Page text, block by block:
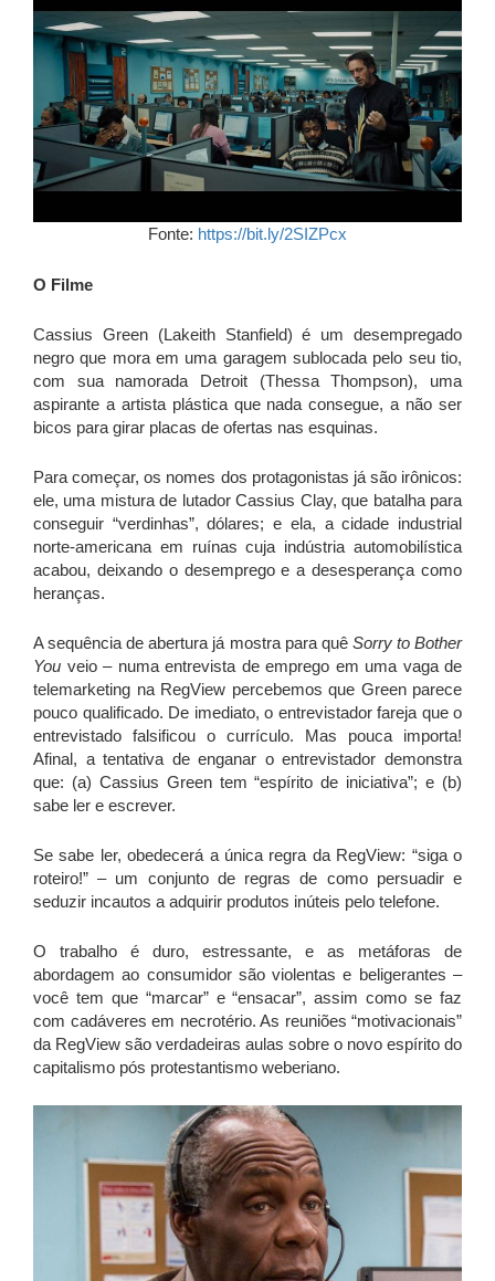
Fonte: https://bit.ly/2SIZPcx
O Filme
Cassius Green (Lakeith Stanfield) é um desempregado
negro que mora em uma garagem sublocada pelo seu tio,
com sua namorada Detroit (Thessa Thompson), uma
aspirante a artista plástica que nada consegue, a não ser
bicos para girar placas de ofertas nas esquinas.
Para começar, os nomes dos protagonistas já são irônicos:
ele, uma mistura de lutador Cassius Clay, que batalha para
conseguir “verdinhas”, dólares; e ela, a cidade industrial
norte-americana em ruínas cuja indústria automobilística
acabou, deixando o desemprego e a desesperança como
heranças.
A sequência de abertura já mostra para quê Sorry to Bother
You veio – numa entrevista de emprego em uma vaga de
telemarketing na RegView percebemos que Green parece
pouco qualificado. De imediato, o entrevistador fareja que o
entrevistado falsificou o currículo. Mas pouca importa!
Afinal, a tentativa de enganar o entrevistador demonstra
que: (a) Cassius Green tem “espírito de iniciativa”; e (b)
sabe ler e escrever.
Se sabe ler, obedecerá a única regra da RegView: “siga o
roteiro!” – um conjunto de regras de como persuadir e
seduzir incautos a adquirir produtos inúteis pelo telefone.
O trabalho é duro, estressante, e as metáforas de
abordagem ao consumidor são violentas e beligerantes –
você tem que “marcar” e “ensacar”, assim como se faz
com cadáveres em necrotério. As reuniões “motivacionais”
da RegView são verdadeiras aulas sobre o novo espírito do
capitalismo pós protestantismo weberiano.